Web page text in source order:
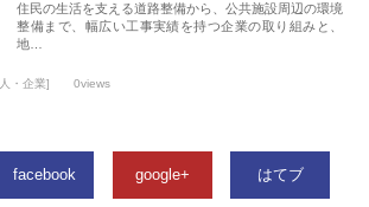
住民の生活を支える道路整備から、公共施設周辺の環境
整備まで、幅広い工事実績を持つ企業の取り組みと、
地…
・企業] 0views
facebook google+ はてブ